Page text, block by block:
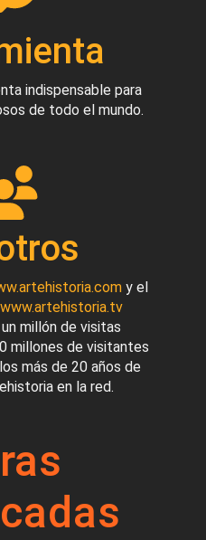
indispensable para
de todo el mundo.
y el
www.artehistoria.tv
millón de visitas
millones de visitantes
más de 20 años de
en la red.